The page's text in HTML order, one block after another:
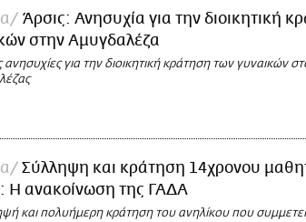
Άρσις: Ανησυχία για την διοικητική
στην Αμυγδαλέζα
ανησυχίες για την διοικητική κράτηση των γυναικών
Σύλληψη και κράτηση 14χρονου
Η ανακοίνωση της ΓΑΔΑ
και πολυήμερη κράτηση του ανηλίκου που